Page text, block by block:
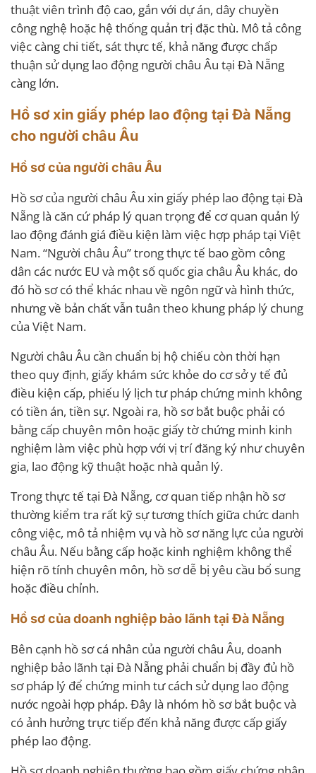
thuật viên trình độ cao, gắn với dự án, dây chuyền
công nghệ hoặc hệ thống quản trị đặc thù. Mô tả công
việc càng chi tiết, sát thực tế, khả năng được chấp
thuận sử dụng lao động người châu Âu tại Đà Nẵng
càng lớn.
Hồ sơ xin giấy phép lao động tại Đà Nẵng
cho người châu Âu
Hồ sơ của người châu Âu
Hồ sơ của người châu Âu xin giấy phép lao động tại Đà
Nẵng là căn cứ pháp lý quan trọng để cơ quan quản lý
lao động đánh giá điều kiện làm việc hợp pháp tại Việt
Nam. “Người châu Âu” trong thực tế bao gồm công
dân các nước EU và một số quốc gia châu Âu khác, do
đó hồ sơ có thể khác nhau về ngôn ngữ và hình thức,
nhưng về bản chất vẫn tuân theo khung pháp lý chung
của Việt Nam.
Người châu Âu cần chuẩn bị hộ chiếu còn thời hạn
theo quy định, giấy khám sức khỏe do cơ sở y tế đủ
điều kiện cấp, phiếu lý lịch tư pháp chứng minh không
có tiền án, tiền sự. Ngoài ra, hồ sơ bắt buộc phải có
bằng cấp chuyên môn hoặc giấy tờ chứng minh kinh
nghiệm làm việc phù hợp với vị trí đăng ký như chuyên
gia, lao động kỹ thuật hoặc nhà quản lý.
Trong thực tế tại Đà Nẵng, cơ quan tiếp nhận hồ sơ
thường kiểm tra rất kỹ sự tương thích giữa chức danh
công việc, mô tả nhiệm vụ và hồ sơ năng lực của người
châu Âu. Nếu bằng cấp hoặc kinh nghiệm không thể
hiện rõ tính chuyên môn, hồ sơ dễ bị yêu cầu bổ sung
hoặc điều chỉnh.
Hồ sơ của doanh nghiệp bảo lãnh tại Đà Nẵng
Bên cạnh hồ sơ cá nhân của người châu Âu, doanh
nghiệp bảo lãnh tại Đà Nẵng phải chuẩn bị đầy đủ hồ
sơ pháp lý để chứng minh tư cách sử dụng lao động
nước ngoài hợp pháp. Đây là nhóm hồ sơ bắt buộc và
có ảnh hưởng trực tiếp đến khả năng được cấp giấy
phép lao động.